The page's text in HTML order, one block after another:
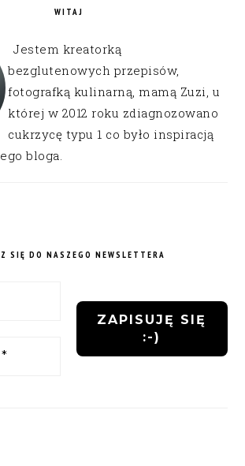
WITAJ
Jestem kreatorką
bezglutenowych przepisów,
fotografką kulinarną, mamą Zuzi, u
której w 2012 roku zdiagnozowano
cukrzycę typu 1 co było inspiracją
bloga.
SIĘ DO NASZEGO NEWSLETTERA